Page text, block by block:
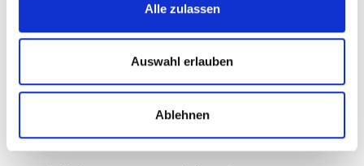
Alle zulassen
Auswahl erlauben
Ablehnen